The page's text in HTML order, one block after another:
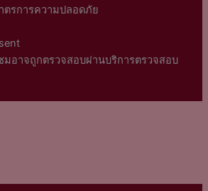
ตรการความปลอดภัย
มอาจถูกตรวจสอบผ่านบริการตรวจสอบ